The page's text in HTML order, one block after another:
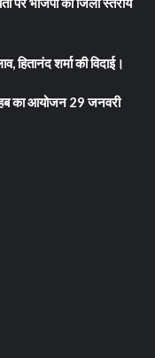
हितानंद शर्मा की विदाई।
का आयोजन 29 जनवरी